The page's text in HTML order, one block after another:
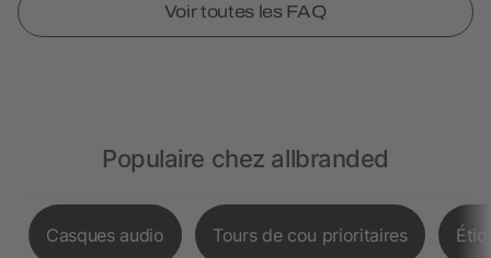
Voir toutes les FAQ
Populaire chez allbranded
Casques audio Tours de cou prioritaires